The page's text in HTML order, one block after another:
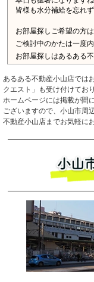
あるある不動産小山店では
クエスト」も受け付けてお
ホームページには掲載が間
ございますので、小山市周
不動産小山店までお気軽に